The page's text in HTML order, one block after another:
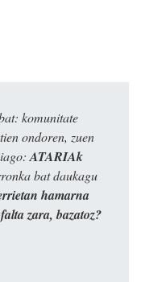
komunitate
ondoren, zuen
ATARIAk
bat daukagu
hamarna
zara, bazatoz?